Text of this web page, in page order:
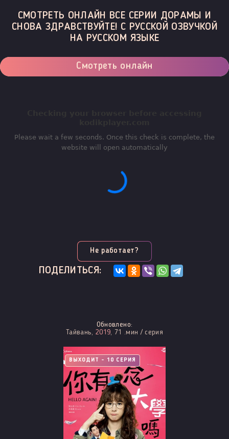
СМОТРЕТЬ ОНЛАЙН ВСЕ СЕРИИ ДОРАМЫ И
СНОВА ЗДРАВСТВУЙТЕ! С РУССКОЙ ОЗВУЧКОЙ
НА РУССКОМ ЯЗЫКЕ
Смотреть онлайн
Не работает?
ПОДЕЛИТЬСЯ:
Обновлено:
Тайвань, 2019, 71 .мин / серия
ВЫХОДИТ - 10 СЕРИЯ